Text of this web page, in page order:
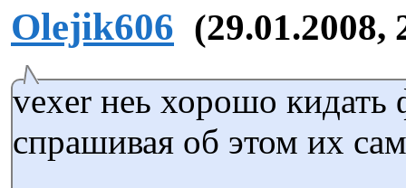
Olejik606 (29.01.2008,
vexer неь хорошо кидать
спрашивая об этом их